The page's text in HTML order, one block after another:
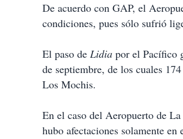
De acuerdo con GAP, el
condiciones, pues sólo sufrió
El paso de Lidia por el Pacífico
de septiembre, de los cuales
Los Mochis.
En el caso del Aeropuerto de
hubo afectaciones solamente